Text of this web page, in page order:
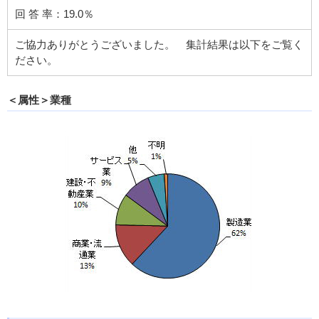
回 答 率：19.0％
ご協力ありがとうございました。 集計結果は以下をご覧く
ださい。
＜属性＞業種